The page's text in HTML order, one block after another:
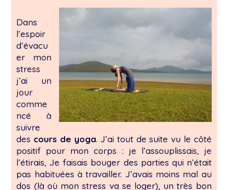
Dans
l’espoir
d’évacu
er mon
stress
j’ai un
jour
comme
ncé à
suivre
des cours de yoga. J’ai tout de suite vu le côté
positif pour mon corps : je l’assouplissais, je
l’étirais, Je faisais bouger des parties qui n’était
pas habituées à travailler. J’avais moins mal au
dos (là où mon stress va se loger), un très bon